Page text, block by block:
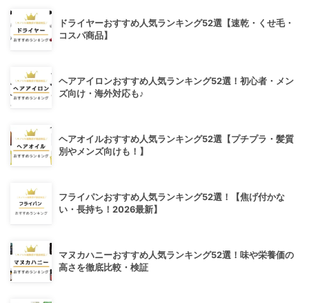
ドライヤーおすすめ人気ランキング52選【速乾・くせ毛・
コスパ商品】
ヘアアイロンおすすめ人気ランキング52選！初心者・メン
ズ向け・海外対応も♪
ヘアオイルおすすめ人気ランキング52選【プチプラ・髪質
別やメンズ向けも！】
フライパンおすすめ人気ランキング52選！【焦げ付かな
い・長持ち！2026最新】
マヌカハニーおすすめ人気ランキング52選！味や栄養価の
高さを徹底比較・検証